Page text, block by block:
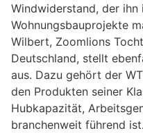
Windwiderstand, der ihn
Wohnungsbauprojekte
Wilbert, Zoomlions
Deutschland, stellt
aus. Dazu gehört der
den Produkten seiner
Hubkapazität,
branchenweit führend ist.